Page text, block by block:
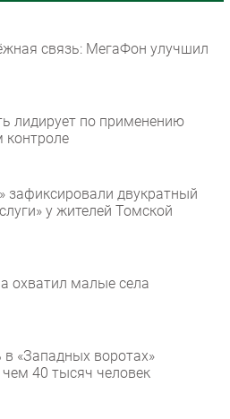
связь: МегаФон улучшил
лидирует по применению
контроле
зафиксировали двукратный
у жителей Томской
охватил малые села
«Западных воротах»
40 тысяч человек